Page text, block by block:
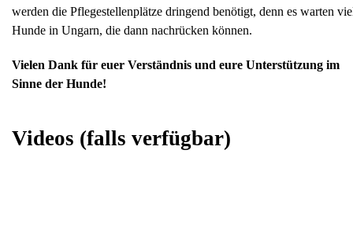
werden die Pflegestellenplätze dringend benötigt, denn es warten
Hunde in Ungarn, die dann nachrücken können.
Vielen Dank für euer Verständnis und eure Unterstützung im
Sinne der Hunde!
Videos (falls verfügbar)